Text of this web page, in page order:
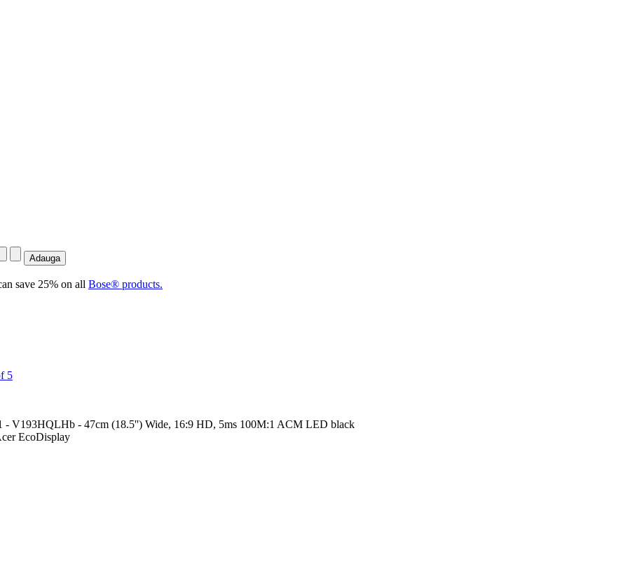
save 25% on all Bose® products.
V193HQLHb - 47cm (18.5'') Wide, 16:9 HD, 5ms 100M:1 ACM LED black
EcoDisplay